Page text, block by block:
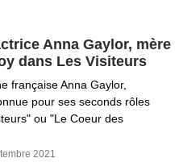
Anna Gaylor, mère
dans Les Visiteurs
française Anna Gaylor,
pour ses seconds rôles
ou "Le Coeur des
2021